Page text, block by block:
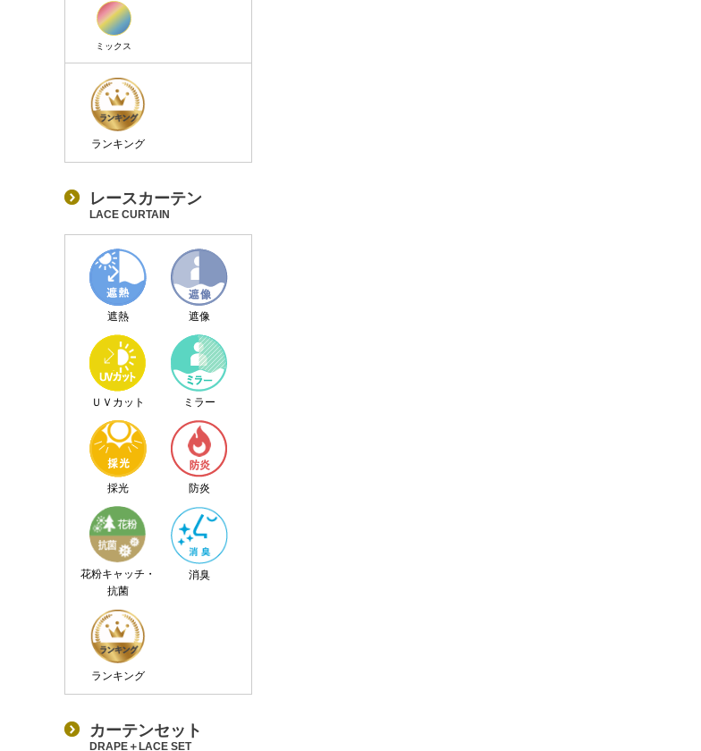
ミックス
ランキング
レースカーテン
LACE CURTAIN
遮熱 遮像
ＵＶカット ミラー
採光 防炎
花粉キャッチ・
抗菌
消臭
ランキング
カーテンセット
DRAPE＋LACE SET